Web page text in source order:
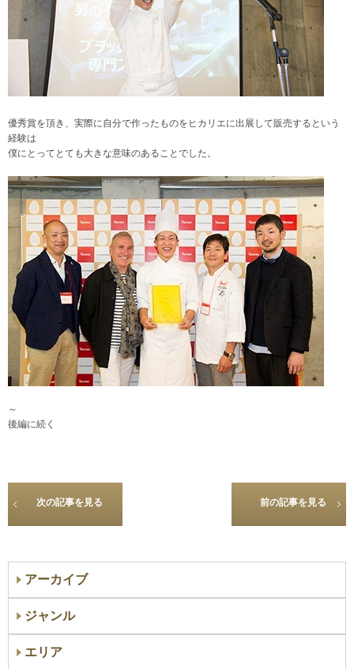
優秀賞を頂き、実際に自分で作ったものをヒカリエに出展して販売するという
経験は
僕にとってとても大きな意味のあることでした。
～
後編に続く
次の記事を見る 前の記事を見る
アーカイブ
ジャンル
エリア